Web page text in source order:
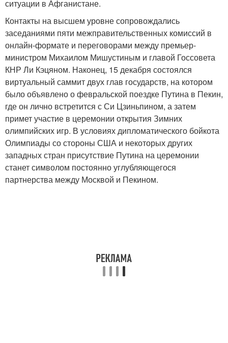
ситуации в Афганистане.
Контакты на высшем уровне сопровождались
заседаниями пяти межправительственных комиссий в
онлайн-формате и переговорами между премьер-
министром Михаилом Мишустиным и главой Госсовета
КНР Ли Кэцяном. Наконец, 15 декабря состоялся
виртуальный саммит двух глав государств, на котором
было объявлено о февральской поездке Путина в Пекин,
где он лично встретится с Си Цзиньпином, а затем
примет участие в церемонии открытия Зимних
олимпийских игр. В условиях дипломатического бойкота
Олимпиады со стороны США и некоторых других
западных стран присутствие Путина на церемонии
станет символом постоянно углубляющегося
партнерства между Москвой и Пекином.